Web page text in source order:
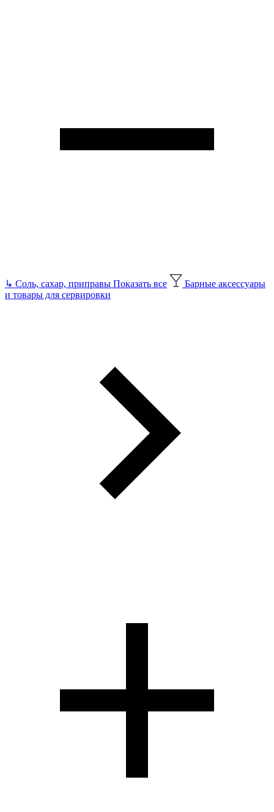
↳ Соль, сахар, приправы Показать все
Барные аксессуары
и товары для сервировки